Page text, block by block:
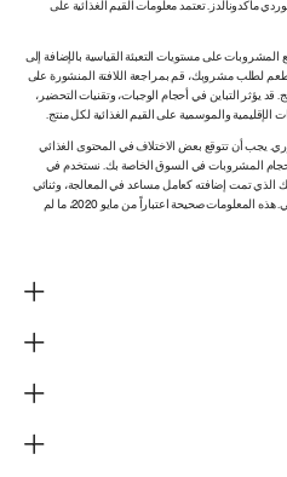
ماكدونالدز. تعتمد معلومات القيم الغذائية على
على مستويات التعبئة القياسية بالإضافة إلى
لطلب مشروبك، قم بمراجعة اللافتة المنشورة على
يؤثر التباين في أحجام الوجبات، وتقنيات التحضير،
الإقليمية والموسمية على القيم الغذائية لكل منتج.
يجب أن تتوقع بعض الاختلاف في المحتوى الغذائي
المشروبات في السوق الخاصة بك. نستخدم في
تمت إضافته كعامل مساعد في المعالجة، وثنائي
ميثيل بولي سيلوكسين لتقليل تناثر الزيت عند الطهي. هذه المعلومات صحيحة اعتباراً من مايو 2020، ما لم